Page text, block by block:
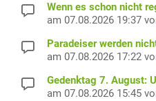
Wenn es schon nicht
am 07.08.2026 19:37
Paradeiser werden
am 07.08.2026 17:22
Gedenktag 7. August:
am 07.08.2026 15:45